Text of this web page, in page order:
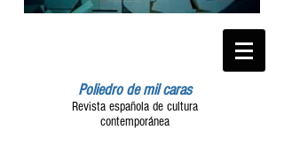
Poliedro de mil caras
Revista española de cultura
contemporánea